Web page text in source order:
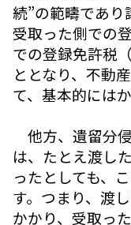
続”の範疇であり
受取った側での
での登録免許税
ととなり、不動
て、基本的には
他方、遺留分
は、たとえ渡し
ったとしても、
す。つまり、渡
かかり、受取っ